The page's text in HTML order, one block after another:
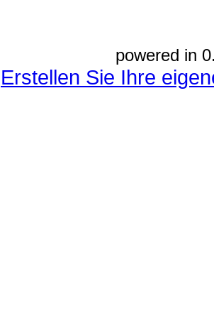
powered in
Erstellen Sie Ihre